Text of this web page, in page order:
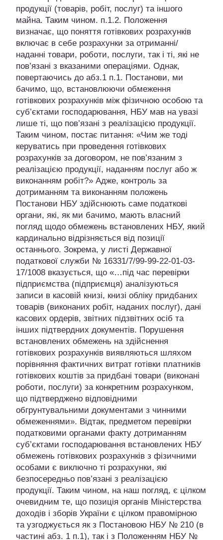
продукції (товарів, робіт, послуг) та іншого
майна. Таким чином. п.1.2. Положення
визначає, що поняття готівкових розрахунків
включає в себе розрахунки за отриманні/
наданні товари, роботи, послуги, так і ті, які не
пов’язані з вказаними операціями. Однак,
повертаючись до абз.1 п.1. Постанови, ми
бачимо, що, встановлюючи обмеження
готівкових розрахунків між фізичною особою та
суб’єктами господарювання, НБУ мав на увазі
лише ті, що пов’язані з реалізацією продукції.
Таким чином, постає питання: «Чим же тоді
керуватись при проведення готівкових
розрахунків за договором, не пов’язаним з
реалізацією продукції, наданням послуг або ж
виконанням робіт?» Адже, контроль за
дотриманням та виконанням положень
Постанови НБУ здійснюють саме податкові
органи, які, як ми бачимо, мають власний
погляд щодо обмежень встановлених НБУ, який
кардинально відрізняється від позиції
останнього. Зокрема, у листі Державної
податкової служби № 16331/7/99-99-22-01-03-
17/1008 вказується, що «…під час перевірки
підприємства (підприємця) аналізуються
записи в касовій книзі, книзі обліку придбаних
товарів (виконаних робіт, наданих послуг), дані
касових ордерів, звітних підзвітних осіб та
інших підтвердних документів. Порушення
встановлених обмежень на здійснення
готівкових розрахунків виявляються шляхом
порівняння фактичних витрат готівки платників
готівкових коштів за придбані товари (виконані
роботи, послуги) за конкретним розрахунком,
що підтверджено відповідними
обгрунтувальними документами з чинними
обмеженнями». Відтак, предметом перевірки
податковими органами факту дотриманням
суб’єктами господарювання встановлених НБУ
обмежень готівкових розрахунків з фізичними
особами є виключно ті розрахунки, які
безпосередньо пов’язані з реалізацією
продукції. Таким чином, на наш погляд, є цілком
очевидним те, що позиція органів Міністерства
доходів і зборів України є цілком правомірною
та узгоджується як з Постановою НБУ № 210 (в
частині абз. 1 п.1), так і з Положенням НБУ №